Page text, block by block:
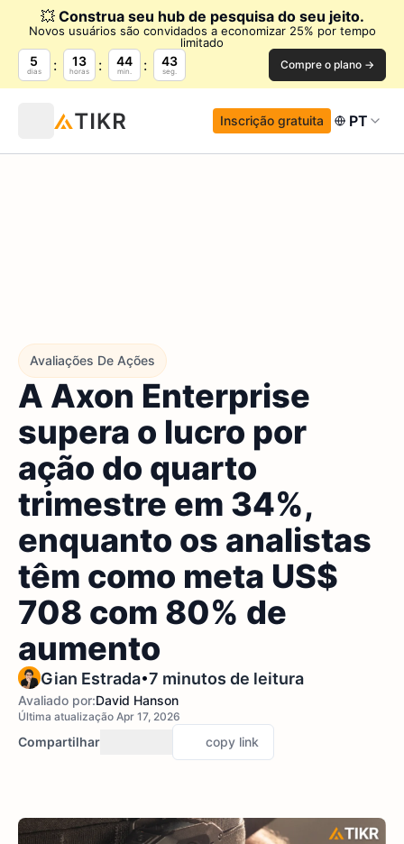
💥 Construa seu hub de pesquisa do seu jeito.
Novos usuários são convidados a economizar 25% por tempo
limitado
5
dias
13
horas
44
min.
41
seg. Compre o plano →
Inscrição gratuita PT
Avaliações De Ações
A Axon Enterprise
supera o lucro por
ação do quarto
trimestre em 34%,
enquanto os analistas
têm como meta US$
708 com 80% de
aumento
Gian Estrada•7 minutos de leitura
Avaliado por:David Hanson
Última atualização Apr 17, 2026
Compartilhar copy link